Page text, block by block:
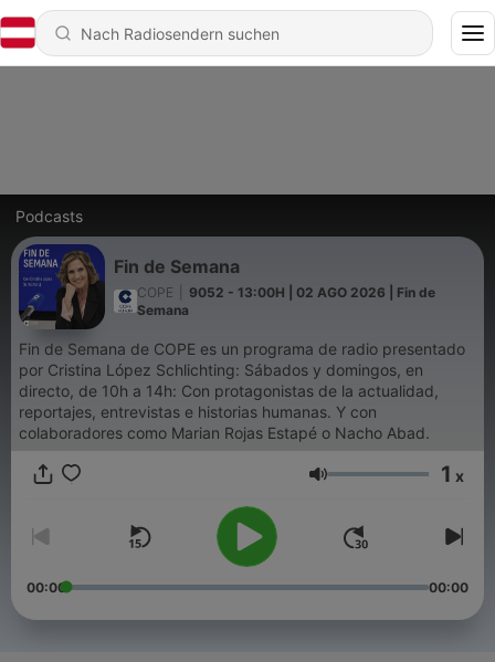
Podcasts
Fin de Semana
COPE
9052 - 13:00H | 02 AGO 2026 | Fin de
Semana
Fin de Semana de COPE es un programa de radio presentado
por Cristina López Schlichting: Sábados y domingos, en
directo, de 10h a 14h: Con protagonistas de la actualidad,
reportajes, entrevistas e historias humanas. Y con
colaboradores como Marian Rojas Estapé o Nacho Abad.
Lautstärke 1 x
00:00 00:00